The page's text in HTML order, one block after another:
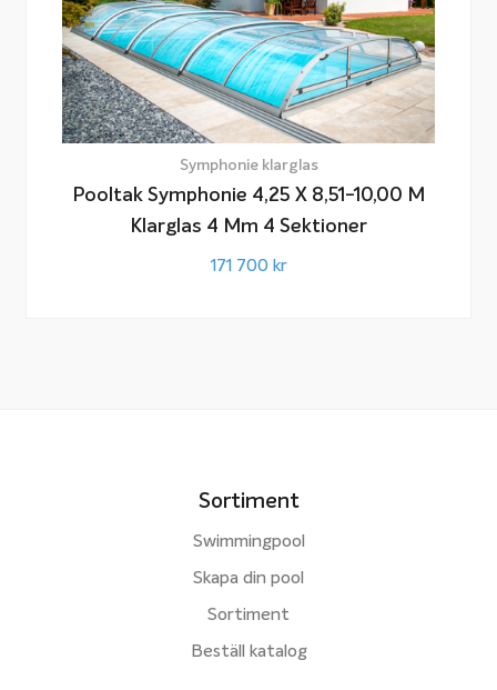
Symphonie klarglas
Pooltak Symphonie 4,25 X 8,51-10,00 M
Klarglas 4 Mm 4 Sektioner
171 700 kr
Sortiment
Swimmingpool
Skapa din pool
Sortiment
Beställ katalog